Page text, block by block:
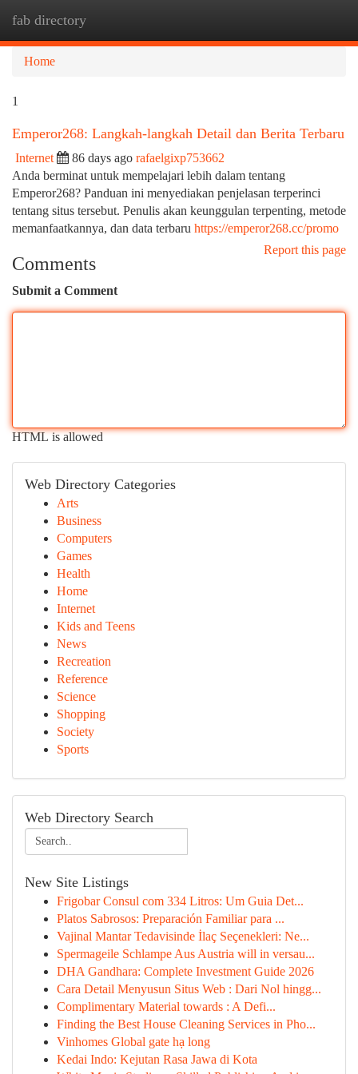
fab directory
Home
1
Emperor268: Langkah-langkah Detail dan Berita Terbaru
Internet 86 days ago rafaelgixp753662
Anda berminat untuk mempelajari lebih dalam tentang
Emperor268? Panduan ini menyediakan penjelasan terperinci
tentang situs tersebut. Penulis akan keunggulan terpenting, metode
memanfaatkannya, dan data terbaru https://emperor268.cc/promo
Report this page
Comments
Submit a Comment
HTML is allowed
Web Directory Categories
Arts
Business
Computers
Games
Health
Home
Internet
Kids and Teens
News
Recreation
Reference
Science
Shopping
Society
Sports
Web Directory Search
New Site Listings
Frigobar Consul com 334 Litros: Um Guia Det...
Platos Sabrosos: Preparación Familiar para ...
Vajinal Mantar Tedavisinde İlaç Seçenekleri: Ne...
Spermageile Schlampe Aus Austria will in versau...
DHA Gandhara: Complete Investment Guide 2026
Cara Detail Menyusun Situs Web : Dari Nol hingg...
Complimentary Material towards : A Defi...
Finding the Best House Cleaning Services in Pho...
Vinhomes Global gate hạ long
Kedai Indo: Kejutan Rasa Jawa di Kota